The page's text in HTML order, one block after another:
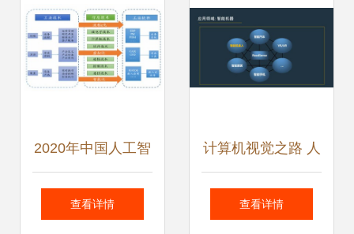
2020年中国人工智
能行业市场发展趋
查看详情
计算机视觉之路 人
工智能在视觉感知
查看详情